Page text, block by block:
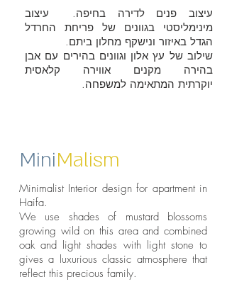
עיצוב פנים לדירה בחיפה. עיצוב
מינימליסטי בגוונים של פריחת החרדל
הגדל באיזור ונישקף מחלון ביתם.
שילוב של עץ אלון וגוונים בהירים עם אבן
בהירה מקנים אווירה קלאסית
יוקרתית המתאימה למשפחה.
Minimalist Interior design for apartment in
Haifa.
We use shades of mustard blossoms
growing wild on this area and combined
oak and light shades with light stone to
gives a luxurious classic atmosphere that
reflect this precious family.
MiniMalism